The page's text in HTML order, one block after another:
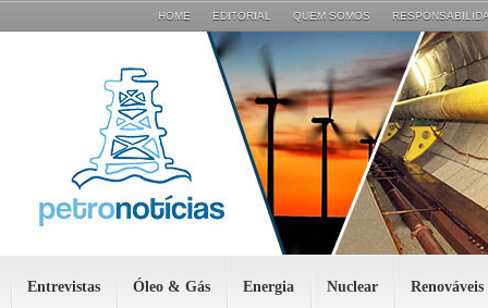
HOME EDITORIAL QUEM SOMOS
Entrevistas Óleo & Gás Energia Nuclear Renováveis